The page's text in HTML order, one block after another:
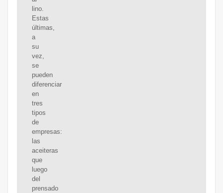
lino.
Estas
últimas,
a
su
vez,
se
pueden
diferenciar
en
tres
tipos
de
empresas:
las
aceiteras
que
luego
del
prensado